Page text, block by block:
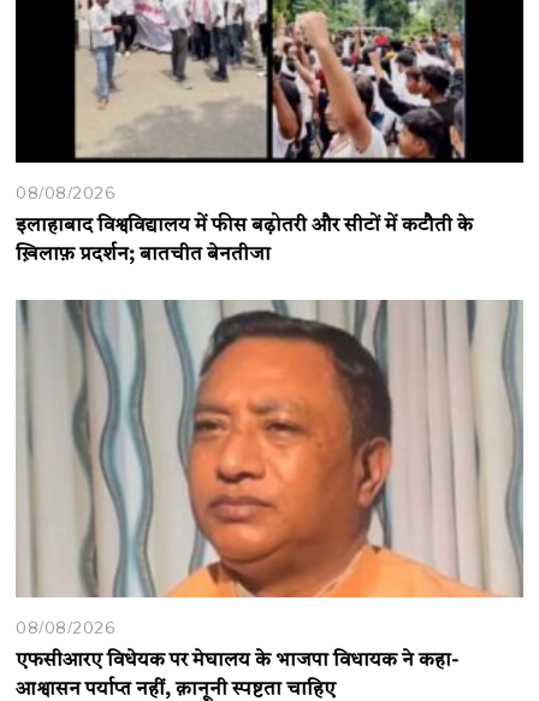
08/08/2026
इलाहाबाद विश्वविद्यालय में फीस बढ़ोतरी और सीटों में कटौती के
ख़िलाफ़ प्रदर्शन; बातचीत बेनतीजा
08/08/2026
एफसीआरए विधेयक पर मेघालय के भाजपा विधायक ने कहा-
आश्वासन पर्याप्त नहीं, क़ानूनी स्पष्टता चाहिए